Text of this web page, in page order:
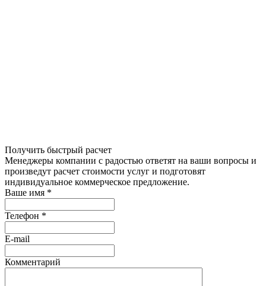
Получить быстрый расчет
Менеджеры компании с радостью ответят на ваши вопросы и
произведут расчет стоимости услуг и подготовят
индивидуальное коммерческое предложение.
Ваше имя *
Телефон *
E-mail
Комментарий